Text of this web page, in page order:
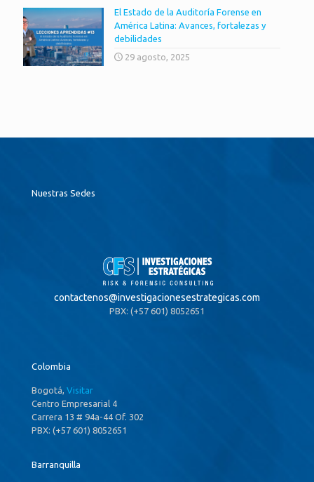
El Estado de la Auditoría Forense en
América Latina: Avances, fortalezas y
debilidades
29 agosto, 2025
Nuestras Sedes
contactenos@investigacionesestrategicas.com
PBX: (+57 601) 8052651
Colombia
Bogotá, Visitar
Centro Empresarial 4
Carrera 13 # 94a-44 Of. 302
PBX: (+57 601) 8052651
Barranquilla